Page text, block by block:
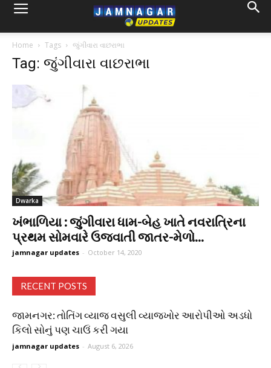
Home Tags જુંગીવારા વાછરાભા
Tag: જુંગીવારા વાછરાભા
Dwarka
ખંભાળિયા : જુંગીવારા ધામ-બેહ ખાતે નવરાત્રિના
પ્રથમ સોમવારે ઉજવાતી જાતર-મેળો...
jamnagar updates - October 14, 2020
RECENT POSTS
જામનગર: તોતિંગ વ્યાજ વસુલી વ્યાજખોર આરોપીઓ અડધો
કિલો સોનું પણ ચાઉં કરી ગયા
jamnagar updates - August 6, 2026